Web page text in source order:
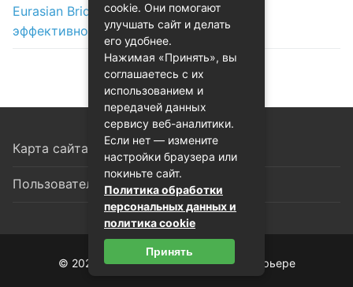
Eurasian Bridge в Астане: надежность и
эффективность на первом месте
Карта сайта
Пользовательское соглашение
© 2026 Декоративная лепнина в интерьере
cookie. Они помогают
улучшать сайт и делать
его удобнее.
Нажимая «Принять», вы
соглашаетесь с их
использованием и
передачей данных
сервису веб-аналитики.
Если нет — измените
настройки браузера или
покиньте сайт.
Политика обработки
персональных данных и
политика cookie
Принять